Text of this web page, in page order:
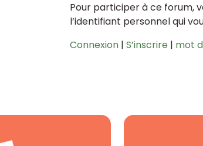
Pour participer à ce forum,
l’identifiant personnel qui
Connexion | S’inscrire | mot